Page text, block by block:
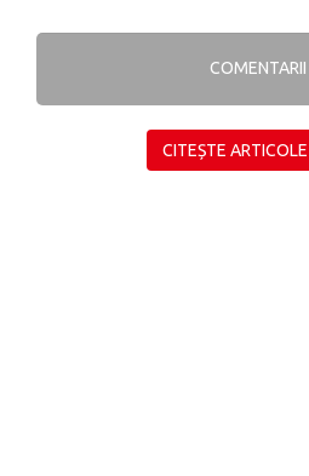
COMENTARII
CITEȘTE